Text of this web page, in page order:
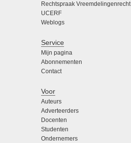
Rechtspraak Vreemdelingenrecht
UCERF
Weblogs
Service
Mijn pagina
Abonnementen
Contact
Voor
Auteurs
Adverteerders
Docenten
Studenten
Ondernemers